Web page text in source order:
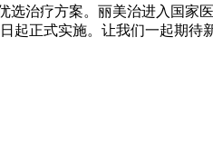
选治疗方案。丽美治进入国家
起正式实施。让我们一起期待